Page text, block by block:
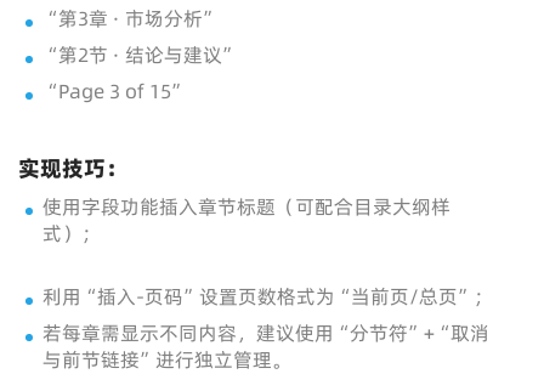
“第3章 · 市场分析”
“第2节 · 结论与建议”
“Page 3 of 15”
实现技巧：
使用字段功能插入章节标题（可配合目录大纲样
式）；
利用“插入-页码”设置页数格式为“当前页/总页”；
若每章需显示不同内容，建议使用“分节符”+“取消
与前节链接”进行独立管理。